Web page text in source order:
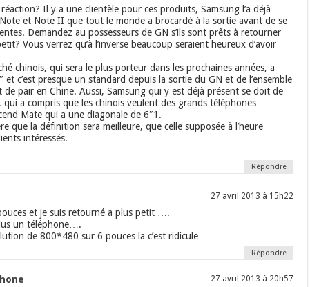
Il y a une clientèle pour ces produits, Samsung l’a déjà
et Note II que tout le monde a brocardé à la sortie avant de se
Demandez au possesseurs de GN s’ils sont prêts à retourner
Vous verrez qu’à l’inverse beaucoup seraient heureux d’avoir
chinois, qui sera le plus porteur dans les prochaines années, a
c’est presque un standard depuis la sortie du GN et de l’ensemble
de pair en Chine. Aussi, Samsung qui y est déjà présent se doit de
qui a compris que les chinois veulent des grands téléphones
Mate qui a une diagonale de 6″1.
que la définition sera meilleure, que celle supposée à l’heure
intéressés.
Répondre
27 avril 2013 à 15h22
et je suis retourné a plus petit ….
un téléphone….
de 800*480 sur 6 pouces la c’est ridicule
Répondre
27 avril 2013 à 20h57